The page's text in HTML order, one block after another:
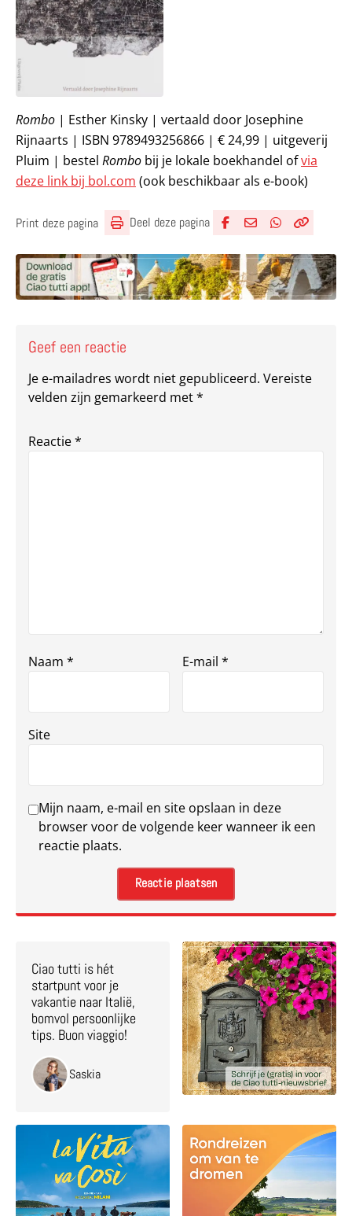
Rombo | Esther Kinsky | vertaald door Josephine
Rijnaarts | ISBN 9789493256866 | € 24,99 | uitgeverij
Pluim | bestel Rombo bij je lokale boekhandel ofvia
deze link bij bol.com (ook beschikbaar als e-book)
Print deze pagina Deel deze pagina
Geef een reactie
Je e-mailadres wordt niet gepubliceerd. Vereiste
velden zijn gemarkeerd met*
Reactie*
Naam * E-mail *
Site
Mijn naam, e-mail en site opslaan in deze
browser voor de volgende keer wanneer ik een
reactie plaats.
Ciao tutti is hét
startpunt voor je
vakantie naar Italië,
bomvol persoonlijke
tips. Buon viaggio!
Saskia